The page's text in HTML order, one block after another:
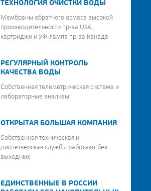
ТЕХНОЛОГИЯ ОЧИСТКИ ВОДЫ
Мембраны обратного осмоса высокой
производительности пр-ва USA,
картриджи и УФ-лампа пр-ва Канада
РЕГУЛЯРНЫЙ КОНТРОЛЬ
КАЧЕСТВА ВОДЫ
Собственная телеметрическая система и
лабораторные анализы
ОТКРЫТАЯ БОЛЬШАЯ КОМПАНИЯ
Собственная техническая и
диспетчерская службы работают без
выходных
ЕДИНСТВЕННЫЕ В РОССИИ